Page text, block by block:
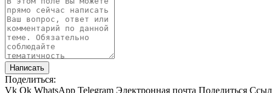
Написать
Поделиться:
Vk Ok WhatsApp Telegram Электронная почта Поделиться